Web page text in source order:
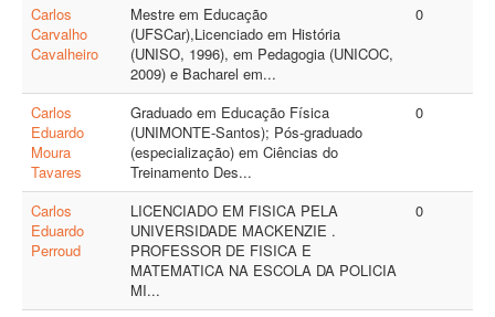
Carlos
Carvalho
Cavalheiro
Mestre em Educação
(UFSCar),Licenciado em História
(UNISO, 1996), em Pedagogia (UNICOC,
2009) e Bacharel em...
0
Carlos
Eduardo
Moura
Tavares
Graduado em Educação Física
(UNIMONTE-Santos); Pós-graduado
(especialização) em Ciências do
Treinamento Des...
0
Carlos
Eduardo
Perroud
LICENCIADO EM FISICA PELA
UNIVERSIDADE MACKENZIE .
PROFESSOR DE FISICA E
MATEMATICA NA ESCOLA DA POLICIA
MI...
0